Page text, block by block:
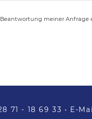
meiner
71 - 18 69 33 • E-